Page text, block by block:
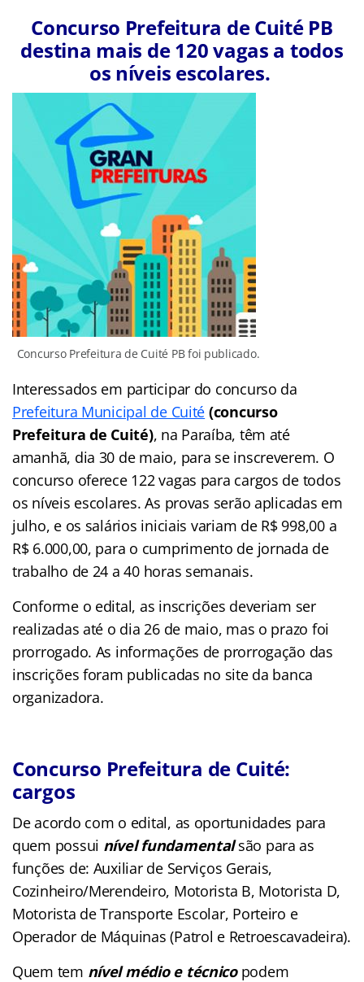
Concurso Prefeitura de Cuité PB
destina mais de 120 vagas a todos
os níveis escolares.
Concurso Prefeitura de Cuité PB foi publicado.
Interessados em participar do concurso da
Prefeitura Municipal de Cuité (concurso
Prefeitura de Cuité), na Paraíba, têm até
amanhã, dia 30 de maio, para se inscreverem. O
concurso oferece 122 vagas para cargos de todos
os níveis escolares. As provas serão aplicadas em
julho, e os salários iniciais variam de R$ 998,00 a
R$ 6.000,00, para o cumprimento de jornada de
trabalho de 24 a 40 horas semanais.
Conforme o edital, as inscrições deveriam ser
realizadas até o dia 26 de maio, mas o prazo foi
prorrogado. As informações de prorrogação das
inscrições foram publicadas no site da banca
organizadora.
Concurso Prefeitura de Cuité:
cargos
De acordo com o edital, as oportunidades para
quem possui nível fundamentalsão para as
funções de: Auxiliar de Serviços Gerais,
Cozinheiro/Merendeiro, Motorista B, Motorista D,
Motorista de Transporte Escolar, Porteiro e
Operador de Máquinas (Patrol e Retroescavadeira).
Quem tem nível médio e técnicopodem